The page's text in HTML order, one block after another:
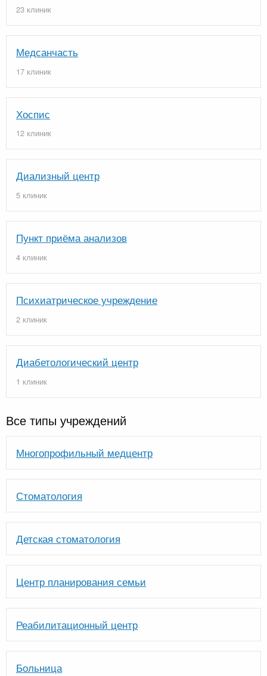
23 клиник
Медсанчасть
17 клиник
Хоспис
12 клиник
Диализный центр
5 клиник
Пункт приёма анализов
4 клиник
Психиатрическое учреждение
2 клиник
Диабетологический центр
1 клиник
Все типы учреждений
Многопрофильный медцентр
Стоматология
Детская стоматология
Центр планирования семьи
Реабилитационный центр
Больница